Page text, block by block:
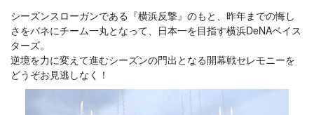
シーズンスローガンである『横浜反撃』のもと、昨年までの悔し
さをバネにチーム一丸となって、日本一を目指す横浜DeNAベイス
ターズ。
逆境を力に変えて進むシーズンの門出となる開幕戦セレモニーを
どうぞお見逃しなく！